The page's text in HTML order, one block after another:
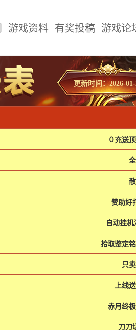
游戏资料 有奖投稿 游戏论
更新时间：2026-01-
０充送
赞助好
自动挂
拾取鉴定
只
上线
赤月终
刀刀